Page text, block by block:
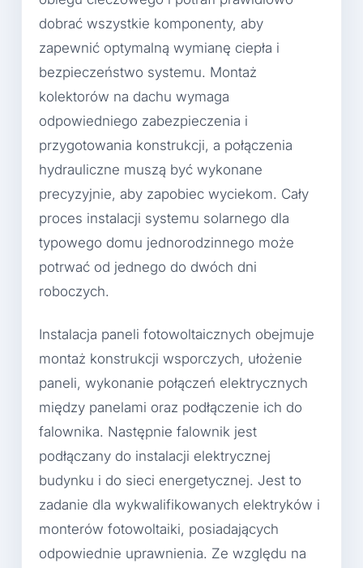
dobrać wszystkie komponenty, aby
zapewnić optymalną wymianę ciepła i
bezpieczeństwo systemu. Montaż
kolektorów na dachu wymaga
odpowiedniego zabezpieczenia i
przygotowania konstrukcji, a połączenia
hydrauliczne muszą być wykonane
precyzyjnie, aby zapobiec wyciekom. Cały
proces instalacji systemu solarnego dla
typowego domu jednorodzinnego może
potrwać od jednego do dwóch dni
roboczych.
Instalacja paneli fotowoltaicznych obejmuje
montaż konstrukcji wsporczych, ułożenie
paneli, wykonanie połączeń elektrycznych
między panelami oraz podłączenie ich do
falownika. Następnie falownik jest
podłączany do instalacji elektrycznej
budynku i do sieci energetycznej. Jest to
zadanie dla wykwalifikowanych elektryków i
monterów fotowoltaiki, posiadających
odpowiednie uprawnienia. Ze względu na